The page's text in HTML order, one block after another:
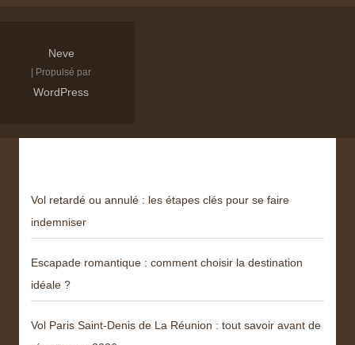
Neve
| Propulsé par
WordPress
Vol retardé ou annulé : les étapes clés pour se faire
indemniser
Escapade romantique : comment choisir la destination
idéale ?
Vol Paris Saint-Denis de La Réunion : tout savoir avant de